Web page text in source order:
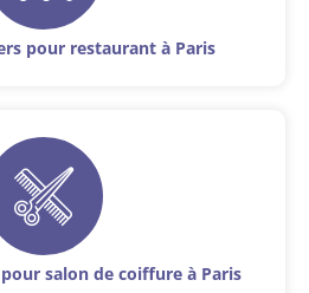
pour restaurant à Paris
salon de coiffure à Paris